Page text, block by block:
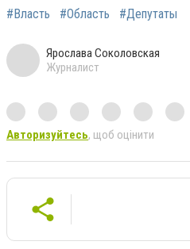
#Власть #Область #Депутаты
Ярослава Соколовская
Журналист
Авторизуйтесь, щоб оцінити